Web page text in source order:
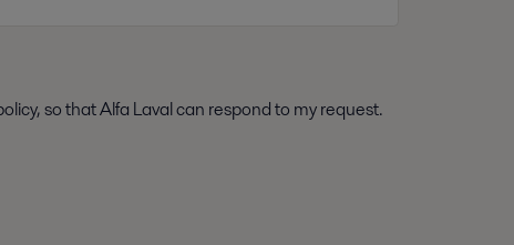
so that Alfa Laval can respond to my request.